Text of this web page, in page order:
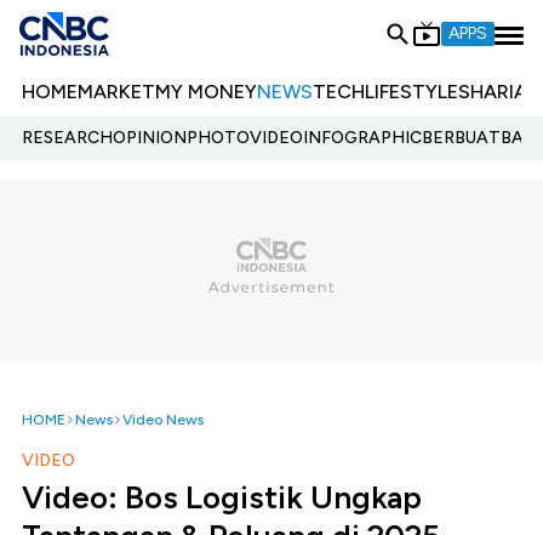
APPS
HOMEMARKETMY MONEYNEWSTECHLIFESTYLESHARIA
RESEARCHOPINIONPHOTOVIDEOINFOGRAPHIC
HOME News Video News
VIDEO
Video: Bos Logistik Ungkap